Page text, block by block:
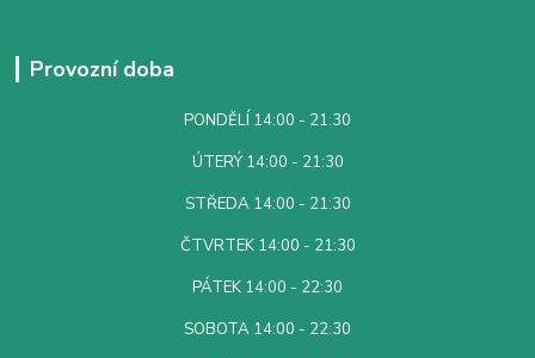
Provozní doba
PONDĚLÍ 14:00 - 21:30
ÚTERÝ 14:00 - 21:30
STŘEDA 14:00 - 21:30
ČTVRTEK 14:00 - 21:30
PÁTEK 14:00 - 22:30
SOBOTA 14:00 - 22:30